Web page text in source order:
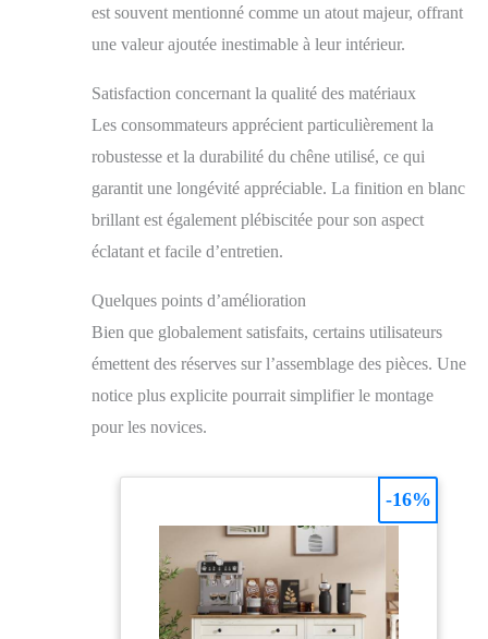
est souvent mentionné comme un atout majeur, offrant
une valeur ajoutée inestimable à leur intérieur.
Satisfaction concernant la qualité des matériaux
Les consommateurs apprécient particulièrement la
robustesse et la durabilité du chêne utilisé, ce qui
garantit une longévité appréciable. La finition en blanc
brillant est également plébiscitée pour son aspect
éclatant et facile d’entretien.
Quelques points d’amélioration
Bien que globalement satisfaits, certains utilisateurs
émettent des réserves sur l’assemblage des pièces. Une
notice plus explicite pourrait simplifier le montage
pour les novices.
-16%